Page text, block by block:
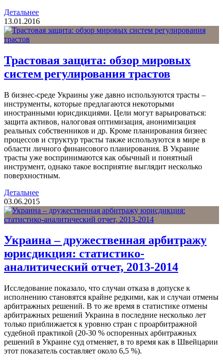
Детальнее
13.01.2016
Трастовая защита: обзор мировых
систем регулирования трастов
В бизнес-среде Украины уже давно используются трасты –
инструменты, которые предлагаются некоторыми
иностранными юрисдикциями. Цели могут варьироваться:
защита активов, налоговая оптимизация, анонимизация
реальных собственников и др. Кроме планирования бизнес
процессов и структур трасты также используются в мире в
области личного финансового планирования. В Украине
трасты уже воспринимаются как обычный и понятный
инструмент, однако такое восприятие выглядит несколько
поверхностным.
Детальнее
03.06.2015
Украина – дружественная арбитражу
юрисдикция: статистико-
аналитический отчет, 2013-2014
Исследование показало, что случаи отказа в допуске к
исполнению становятся крайне редкими, как и случаи отмены
арбитражных решений. В то же время в статистике отмены
арбитражных решений Украина в последние несколько лет
только приближается к уровню стран с проарбитражной
судебной практикой (20-30 % оспоренных арбитражных
решений в Украине суд отменяет, в то время как в Швейцарии
этот показатель составляет около 6,5 %).